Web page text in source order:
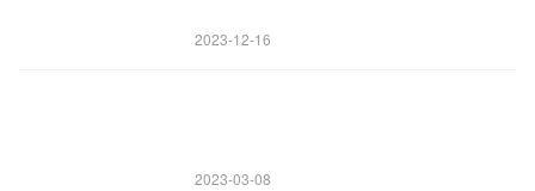
2023-12-16
2023-03-08